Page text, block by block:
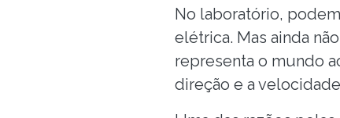
No laboratório,
elétrica. Mas ainda
representa o mundo
direção e a